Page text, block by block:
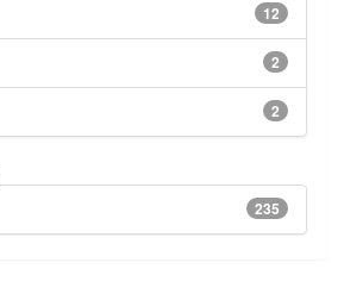
12
2
2
235